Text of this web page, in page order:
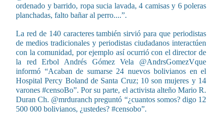
ordenado y barrido, ropa sucia lavada, 4 camisas y 6 poleras
planchadas, falto bañar al perro....”.
La red de 140 caracteres también sirvió para que periodistas
de medios tradicionales y periodistas ciudadanos interactúen
con la comunidad, por ejemplo así ocurrió con el director de
la red Erbol Andrés Gómez Vela ‏@AndrsGomezVque
informó “Acaban de sumarse 24 nuevos bolivianos en el
Hospital Percy Boland de Santa Cruz; 10 son mujeres y 14
varones #censoBo”. Por su parte, el activista alteño Mario R.
Duran Ch. ‏@mrduranch preguntó “¿cuantos somos? digo 12
500 000 bolivianos, ¿ustedes? #censobo”.